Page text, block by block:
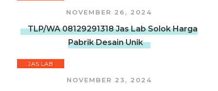
NOVEMBER 26, 2024
TLP/WA 08129291318 Jas Lab Solok Harga
Pabrik Desain Unik
JAS LAB
NOVEMBER 23, 2024